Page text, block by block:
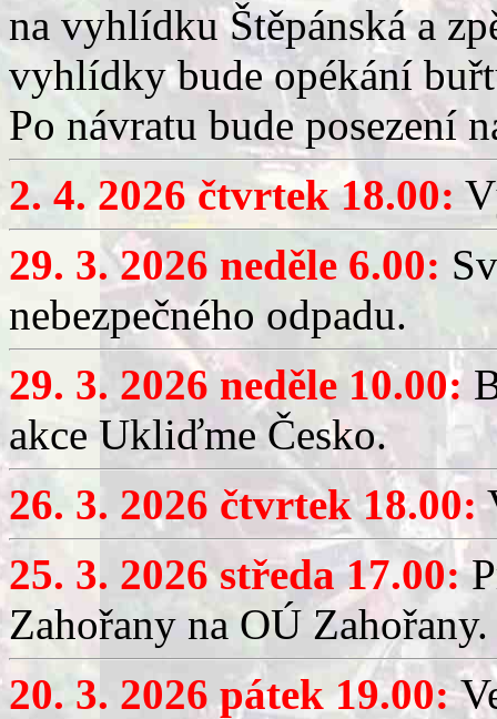
na vyhlídku Štěpánská a
vyhlídky bude opékání
Po návratu bude posezení
2. 4. 2026 čtvrtek 18.00:
29. 3. 2026 neděle 6.00:
nebezpečného odpadu.
29. 3. 2026 neděle 10.00:
akce Ukliďme Česko.
26. 3. 2026 čtvrtek 18.00:
25. 3. 2026 středa 17.00:
Zahořany na OÚ Zahořany.
20. 3. 2026 pátek 19.00: